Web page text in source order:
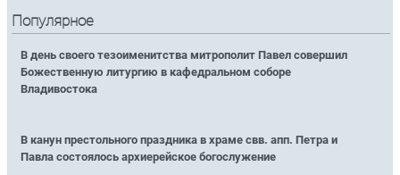
Популярное
В день своего тезоименитства митрополит Павел совершил
Божественную литургию в кафедральном соборе
Владивостока
В канун престольного праздника в храме свв. апп. Петра и
Павла состоялось архиерейское богослужение